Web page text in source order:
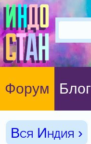
Форум Блог
Вся Индия ›